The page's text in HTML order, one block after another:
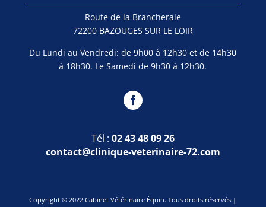
Route de la Brancheraie
72200 BAZOUGES SUR LE LOIR
Du Lundi au Vendredi: de 9h00 à 12h30 et de 14h30
à 18h30. Le Samedi de 9h30 à 12h30.
Tél : 02 43 48 09 26
contact@clinique-veterinaire-72.com
Copyright © 2022 Cabinet Vétérinaire Équin. Tous droits réservés |